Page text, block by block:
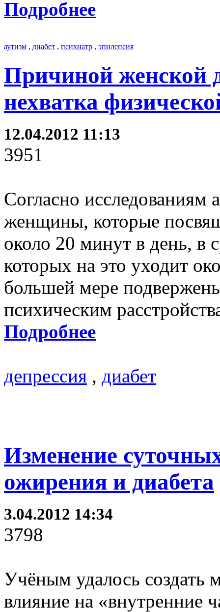
Подробнее
аутизм , диабет , психиатр , эпилепсия
Причиной женской
нехватка
12.04.2012 11:13
3951
Согласно исследованиям
женщины, которые
около 20 минут в день, в
которых на это уходит
большей мере
психическим
Подробнее
депрессия , диабет
Изменение
ожирения и диабета
3.04.2012 14:34
3798
Учёным удалось создать
влияние на «внутренние